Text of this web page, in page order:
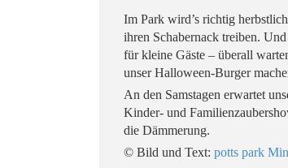
Im Park wird’s richtig
ihren Schabernack treiben.
für kleine Gäste – überall
unser Halloween-Burger
An den Samstagen erwartet
Kinder- und
die Dämmerung.
© Bild und Text: potts park